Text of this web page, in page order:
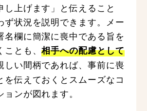
し上げます」と伝えること
ず状況を説明できます。メー
名欄に簡潔に喪中である旨を
ことも、相手への配慮として
しい間柄であれば、事前に喪
を伝えておくとスムーズなコ
ンが図れます。